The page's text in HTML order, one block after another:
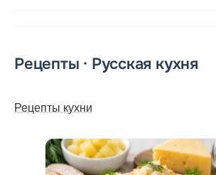
Рецепты · Русская кухня
Рецепты кухни